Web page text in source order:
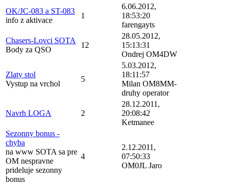
OK/JC-083 a ST-083
info z aktivace
1
6.06.2012,
18:53:20
farengayts
Chasers-Lovci SOTA
Body za QSO
12
28.05.2012,
15:13:31
Ondrej OM4DW
Zlaty stol
Vystup na vrchol
5
5.03.2012,
18:11:57
Milan OM8MM-
druhy operator
Navrh LOGA 2
28.12.2011,
20:08:42
Ketmanee
Sezonny bonus -
chyba
na www SOTA sa pre
OM nespravne
prideluje sezonny
bonus
4
2.12.2011,
07:50:33
OM0JL Jaro